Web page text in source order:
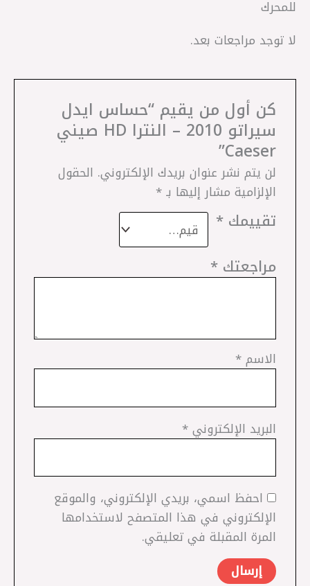
للمحرك
لا توجد مراجعات بعد.
كن أول من يقيم “حساس ايدل
سيراتو 2010 – النترا HD صيني
Caeser”
لن يتم نشر عنوان بريدك الإلكتروني. الحقول
الإلزامية مشار إليها بـ*
تقييمك*
مراجعتك*
الاسم*
البريد الإلكتروني*
احفظ اسمي، بريدي الإلكتروني، والموقع
الإلكتروني في هذا المتصفح لاستخدامها
المرة المقبلة في تعليقي.